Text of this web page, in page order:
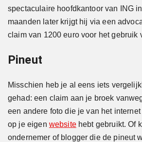
spectaculaire hoofdkantoor van ING
maanden later krijgt hij via een
claim van 1200 euro voor het gebruik
Pineut
Misschien heb je al eens iets
gehad: een claim aan je broek
een andere foto die je van het
op je eigen websitehebt gebruikt. Of
ondernemer of blogger die de pineut